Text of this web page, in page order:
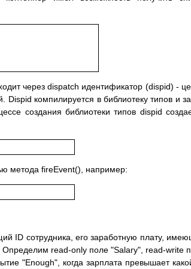
через dispatch идентификатор (dispid) -
компилируется в библиотеку типов и
создания библиотеки типов dispid
метода fireEvent(), например:
ID сотрудника, его заработную плату,
read-only поле "Salary", read-write
"Enough", когда зарплата превышает